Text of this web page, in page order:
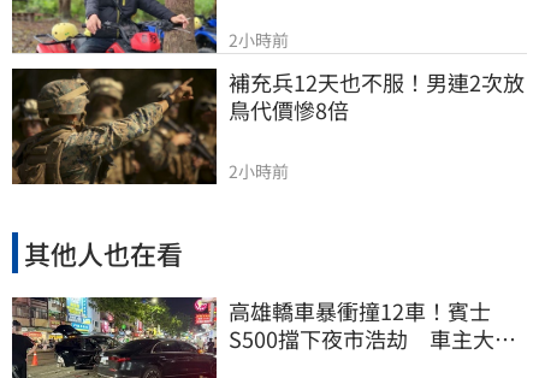
2小時前
補充兵12天也不服！男連2次放
鳥代價慘8倍
2小時前
其他人也在看
高雄轎車暴衝撞12車！賓士
S500擋下夜市浩劫 車主大